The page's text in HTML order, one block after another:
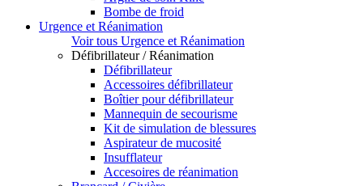
Bombe de froid
Urgence et Réanimation
Voir tous Urgence et Réanimation
Défibrillateur / Réanimation
Défibrillateur
Accessoires défibrillateur
Boîtier pour défibrillateur
Mannequin de secourisme
Kit de simulation de blessures
Aspirateur de mucosité
Insufflateur
Accesoires de réanimation